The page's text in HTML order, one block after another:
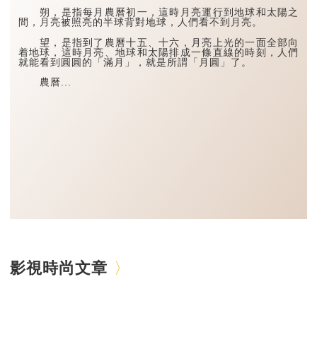
朔，是指每月農曆初一，這時月亮運行到地球和太陽之
間，月亮被照亮的半球背對地球，人們看不到月亮。
望，是指到了農曆十五、十六，月亮上光的一面全部向
着地球，這時月亮、地球和太陽排成一條直線的時刻，人們
就能看到圓圓的「滿月」，就是所謂「月圓」了。
農曆...
影視時尚文章